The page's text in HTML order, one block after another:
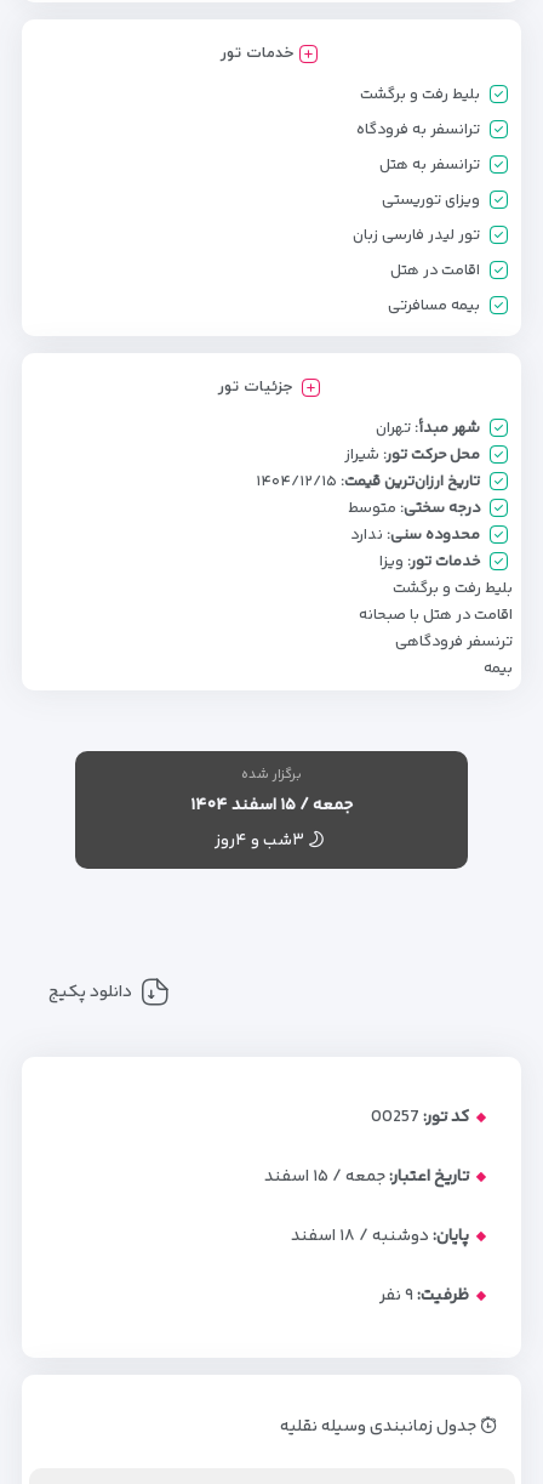
خدمات تور
بلیط رفت و برگشت
ترانسفر به فرودگاه
ترانسفر به هتل
ویزای توریستی
تور لیدر فارسی زبان
اقامت در هتل
بیمه مسافرتی
جزئیات تور
شهر مبدأ: تهران
محل حرکت تور: شیراز
تاریخ ارزان‌ترین قیمت: ۱۴۰۴/۱۲/۱۵
درجه سختی: متوسط
محدوده سنی: ندارد
خدمات تور: ویزا
بلیط رفت و برگشت
اقامت در هتل با صبحانه
ترنسفر فرودگاهی
بیمه
برگزار شده
جمعه / ۱۵ اسفند ۱۴۰۴
۳شب و ۴روز
دانلود پکیج
کد تور:00257
تاریخ اعتبار:جمعه / ۱۵ اسفند
پایان:دوشنبه / ۱۸ اسفند
ظرفیت:۹نفر
جدول زمانبندی وسیله نقلیه